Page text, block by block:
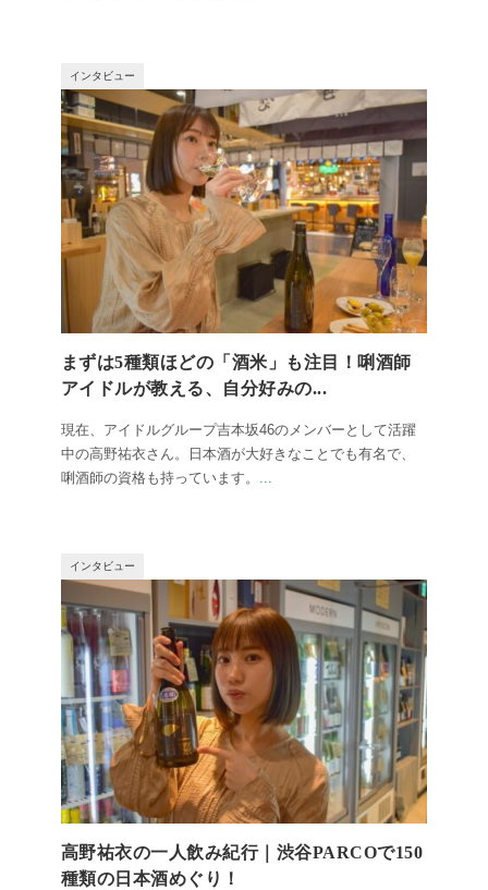
インタビュー
まずは5種類ほどの「酒米」も注目！唎酒師
アイドルが教える、自分好みの...
現在、アイドルグループ吉本坂46のメンバーとして活躍
中の高野祐衣さん。日本酒が大好きなことでも有名で、
唎酒師の資格も持っています。 ...
インタビュー
高野祐衣の一人飲み紀行｜渋谷PARCOで150
種類の日本酒めぐり！